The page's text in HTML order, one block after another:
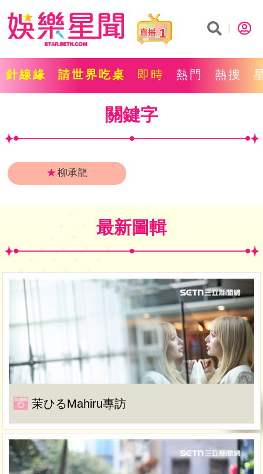
1
針線緣 請世界吃桌 即時 熱門 熱搜
關鍵字
★柳承龍
最新圖輯
茉ひるMahiru專訪